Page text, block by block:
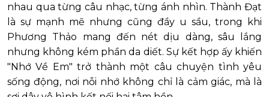
nhau qua từng câu nhạc, từng ánh nhìn. Thành Đạt
là sự mạnh mẽ nhưng cũng đầy u sầu, trong khi
Phương Thảo mang đến nét dịu dàng, sâu lắng
nhưng không kém phần da diết. Sự kết hợp ấy khiến
"Nhớ Về Em" trở thành một câu chuyện tình yêu
sống động, nơi nỗi nhớ không chỉ là cảm giác, mà là